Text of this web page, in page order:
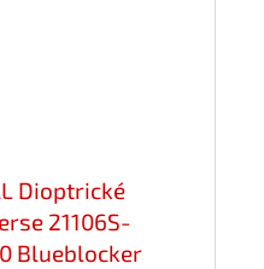
Dioptrické
21106S-
Blueblocker